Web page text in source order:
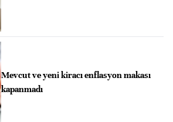
Mevcut ve yeni kiracı enflasyon makası
kapanmadı